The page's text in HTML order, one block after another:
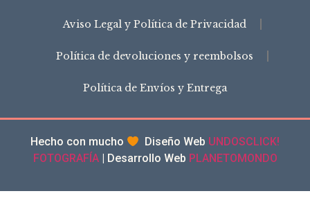
Aviso Legal y Política de Privacidad
Política de devoluciones y reembolsos
Política de Envíos y Entrega
Hecho con mucho Diseño Web UNDOSCLICK!
FOTOGRAFÍA| Desarrollo Web PLANETOMONDO